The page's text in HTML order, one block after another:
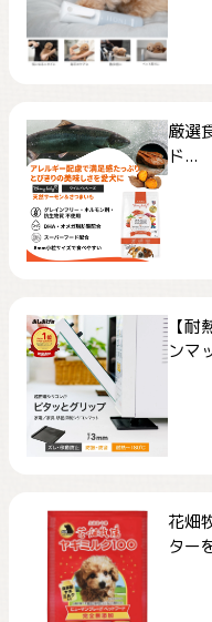
厳選
ド...
【
ンマ
花畑
ター